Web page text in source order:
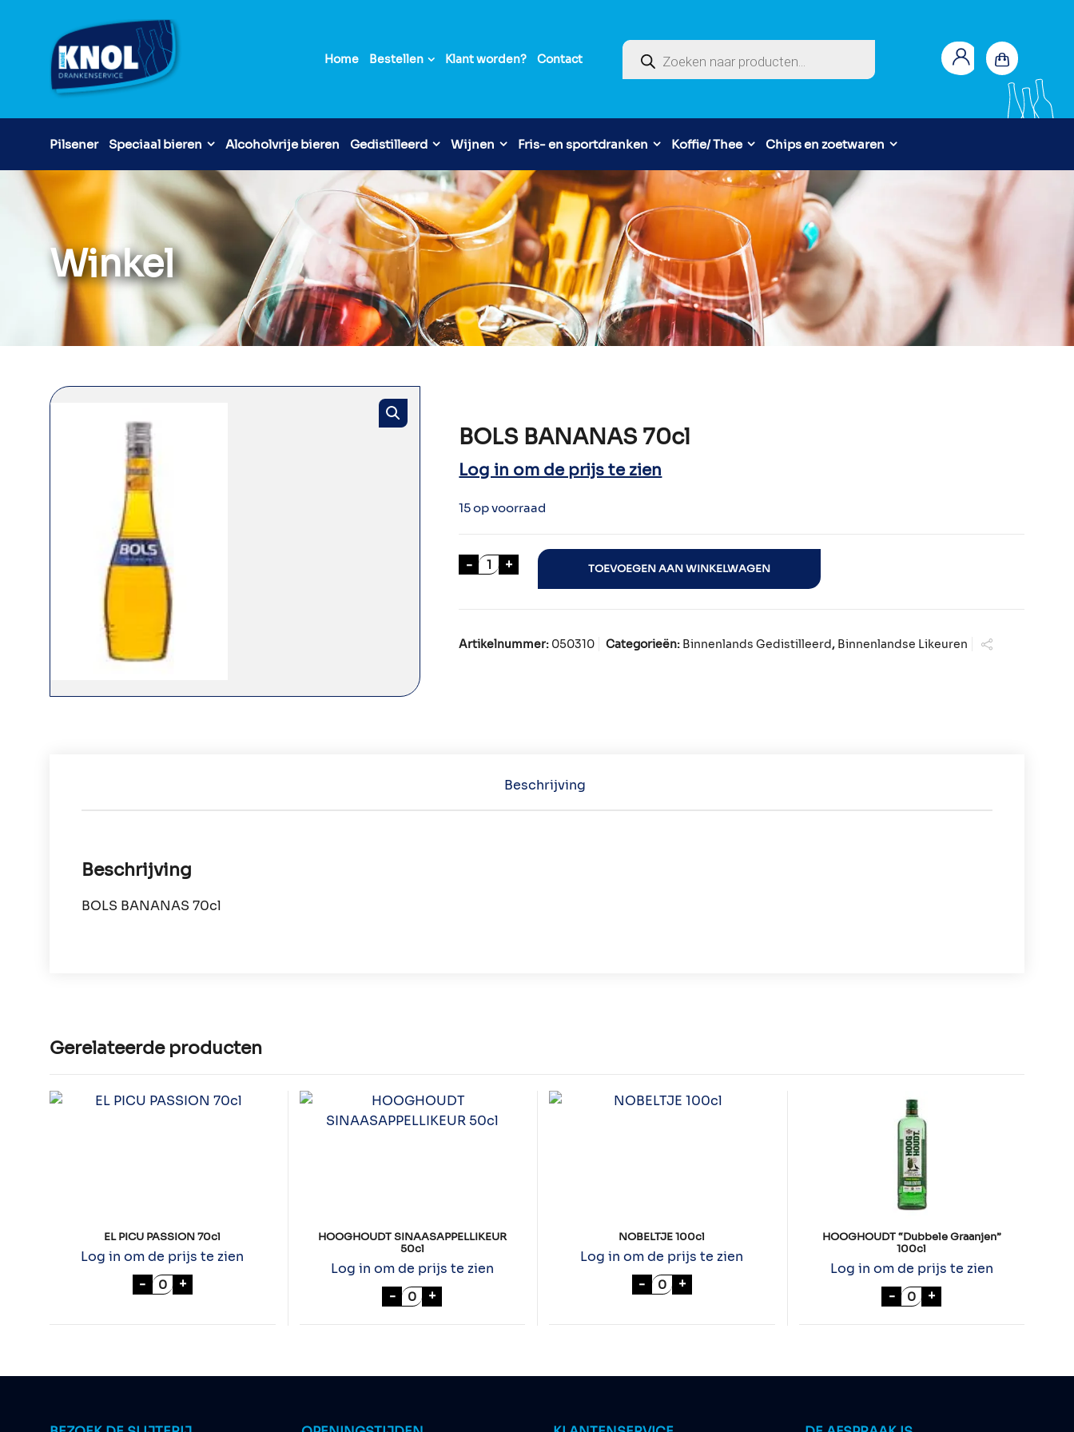
Home Bestellen Klant worden? Contact
Producten zoeken
Pilsener Speciaal bieren Alcoholvrije bieren Gedistilleerd Wijnen Fris- en sportdranken Koffie/ Thee Chips en zoetwaren
Winkel
BOLS BANANAS 70cl
Log in om de prijs te zien
15 op voorraad
- BOLS BANANAS 70cl aantal
+ TOEVOEGEN AAN WINKELWAGEN
Artikelnummer: 050310 Categorieën: Binnenlands Gedistilleerd, Binnenlandse Likeuren
Beschrijving
Beschrijving
BOLS BANANAS 70cl
Gerelateerde producten
EL PICU PASSION 70cl
Log in om de prijs te zien
- EL PICU PASSION 70cl aantal
+
HOOGHOUDT SINAASAPPELLIKEUR
50cl
Log in om de prijs te zien
- HOOGHOUDT SINAASAPPELLIKEUR 50cl aantal
+
NOBELTJE 100cl
Log in om de prijs te zien
- NOBELTJE 100cl aantal
+
HOOGHOUDT “Dubbele Graanjen”
100cl
Log in om de prijs te zien
- HOOGHOUDT "Dubbele
+